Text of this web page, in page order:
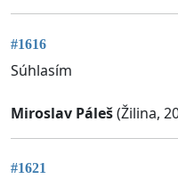
#1616
Súhlasím
Miroslav Páleš(Žilina,
#1621